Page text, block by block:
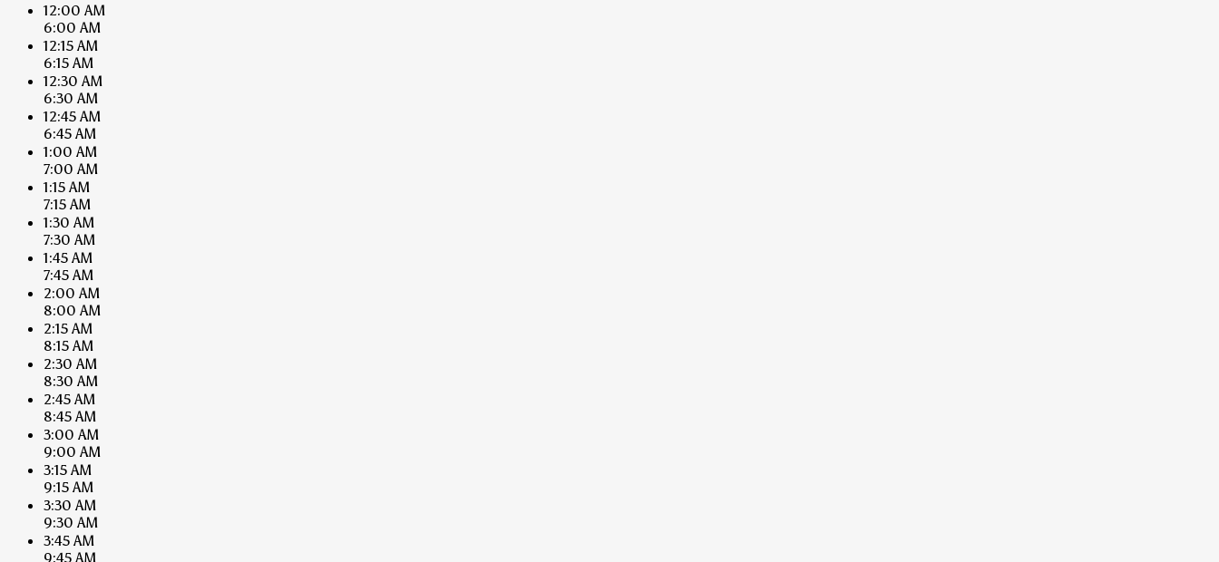
12:00 AM
6:00 AM
12:15 AM
6:15 AM
12:30 AM
6:30 AM
12:45 AM
6:45 AM
1:00 AM
7:00 AM
1:15 AM
7:15 AM
1:30 AM
7:30 AM
1:45 AM
7:45 AM
2:00 AM
8:00 AM
2:15 AM
8:15 AM
2:30 AM
8:30 AM
2:45 AM
8:45 AM
3:00 AM
9:00 AM
3:15 AM
9:15 AM
3:30 AM
9:30 AM
3:45 AM
9:45 AM